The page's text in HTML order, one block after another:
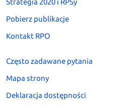
Pobierz publikacje
Kontakt RPO
Często zadawane pytania
Mapa strony
Deklaracja dostępności